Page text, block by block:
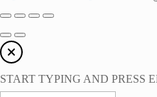
START TYPING AND PRESS